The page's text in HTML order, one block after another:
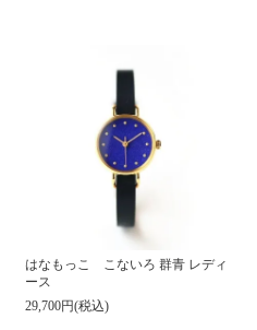
はなもっこ こないろ 群青 レディ
ース
29,700円(税込)